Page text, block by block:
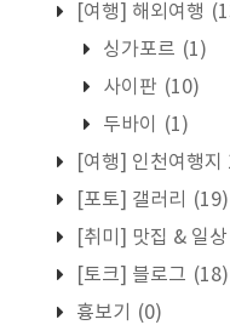
[여행] 해외여행
싱가포르 (1)
사이판 (10)
두바이
(1)
[여행] 인천여행지
[포토] 갤러리
(19)
[취미] 맛집 & 일상
[토크] 블로그 (18)
흉보기
(0)